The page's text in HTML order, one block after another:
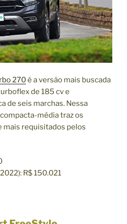
270é a versão mais buscada
de 185 cv e
de seis marchas. Nessa
média traz os
mais requisitados pelos
R$ 150.021